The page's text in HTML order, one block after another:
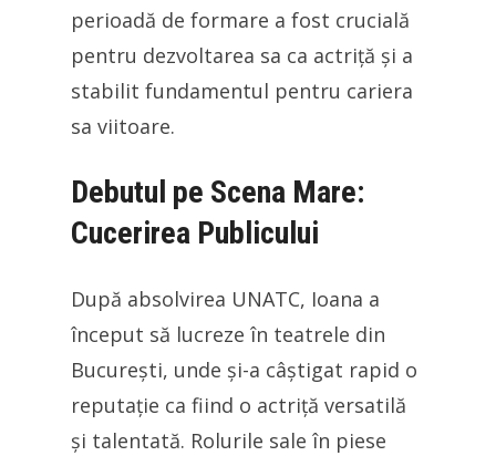
perioadă de formare a fost crucială
pentru dezvoltarea sa ca actriță și a
stabilit fundamentul pentru cariera
sa viitoare.
Debutul pe Scena Mare:
Cucerirea Publicului
După absolvirea UNATC, Ioana a
început să lucreze în teatrele din
București, unde și-a câștigat rapid o
reputație ca fiind o actriță versatilă
și talentată. Rolurile sale în piese